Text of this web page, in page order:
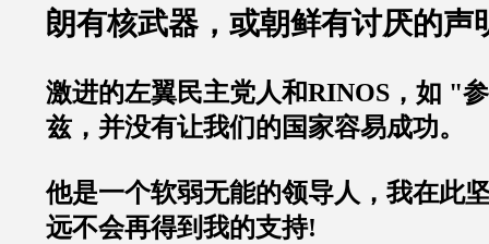
朗有核武器，或朝鲜有讨厌的声
激进的左翼民主党人和RINOS ，如 "
兹，并没有让我们的国家容易成功。
他是一个软弱无能的领导人，我在此
远不会再得到我的支持!